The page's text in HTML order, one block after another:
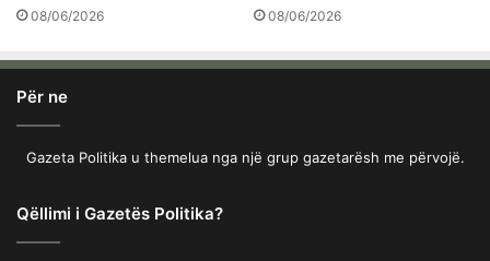
08/06/2026 08/06/2026
Për ne
Gazeta Politika u themelua nga një grup gazetarësh me përvojë.
Qëllimi i Gazetës Politika?